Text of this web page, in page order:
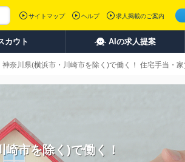
サイトマップ ヘルプ 求人掲載のご案内
カウト AIの求人提案
神奈川県(横浜市・川崎市を除く)で働く！ 住宅手当・
市を除く)で働く！